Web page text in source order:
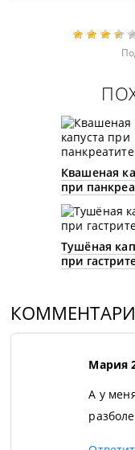
Квашеная
при
Тушёная
при
Мария
А у